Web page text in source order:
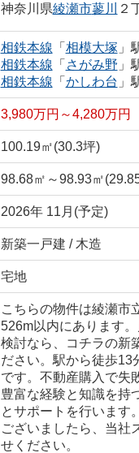
神奈川県綾瀬市蓼川 ２
相鉄本線 「 相模大塚 」
相鉄本線 「 さがみ野 」
相鉄本線 「 かしわ台 」
3,980万円～4,280万円
100.19㎡(30.3坪)
98.68㎡～98.93㎡
2026年 11月(予定)
新築一戸建 / 木造
宅地
こちらの物件は綾瀬市
526m以内にあります
検討なら、コチラの新
ださい。駅から徒歩13
です。不動産購入で失
豊富な経験と知識を持
とサポートを行います
ございましたら、当社
せください。